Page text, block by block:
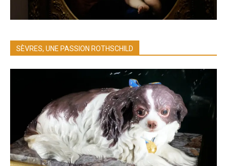
SÈVRES, UNE PASSION ROTHSCHILD